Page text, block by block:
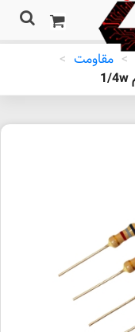
> مقاومت >